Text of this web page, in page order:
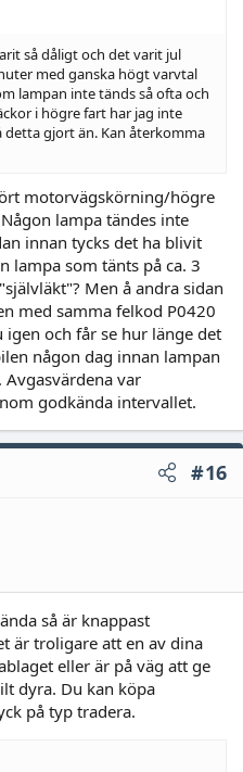
så dåligt och det varit jul
med ganska högt varvtal
lampan inte tänds så ofta och
i högre fart har jag inte
gjort än. Kan återkomma
motorvägskörning/högre
lampa tändes inte
innan tycks det ha blivit
lampa som tänts på ca. 3
Men å andra sidan
med samma felkod P0420
igen och får se hur länge det
någon dag innan lampan
var
godkända intervallet.
#16
så är knappast
är troligare att en av dina
eller är på väg att ge
dyra. Du kan köpa
på typ tradera.